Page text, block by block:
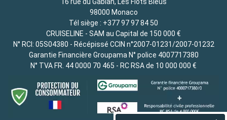
16 rue du Gabian, Les Flots Bleus
98000 Monaco
Tél siège : +377 97 97 84 50
CRUISELINE - SAM au Capital de 150 000 €
N° RCI: 05S04380 - Récépissé CCIN n°2007-01231/2007-01232
Garantie Financière Groupama N° police 4007717380
N° TVA FR. 44 0000 70 465 - RC RSA de 10 000 000 €